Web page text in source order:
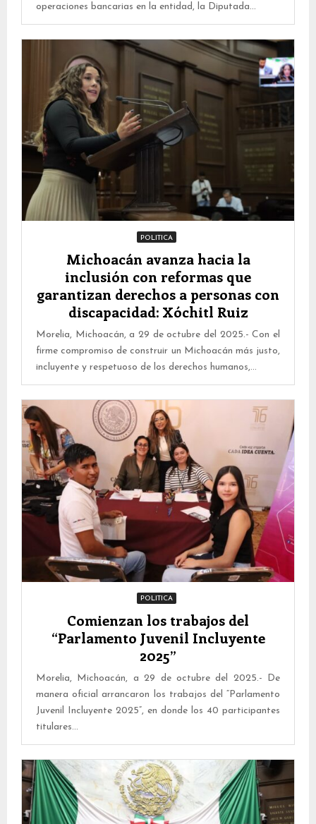
operaciones bancarias en la entidad, la Diputada...
POLITICA
Michoacán avanza hacia la
inclusión con reformas que
garantizan derechos a personas con
discapacidad: Xóchitl Ruiz
Morelia, Michoacán, a 29 de octubre del 2025.- Con el
firme compromiso de construir un Michoacán más justo,
incluyente y respetuoso de los derechos humanos,...
POLITICA
Comienzan los trabajos del
“Parlamento Juvenil Incluyente
2025”
Morelia, Michoacán, a 29 de octubre del 2025.- De
manera oficial arrancaron los trabajos del “Parlamento
Juvenil Incluyente 2025”, en donde los 40 participantes
titulares...